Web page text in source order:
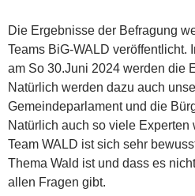
Die Ergebnisse der Befragung
Teams BiG-WALD veröffentlicht.
am So 30.Juni 2024 werden die
Natürlich werden dazu auch
Gemeindeparlament und die
Natürlich auch so viele
Team WALD ist sich sehr
Thema Wald ist und dass es
allen Fragen gibt.